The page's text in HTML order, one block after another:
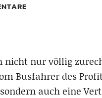
nur völlig
Busfahrer des
auch eine